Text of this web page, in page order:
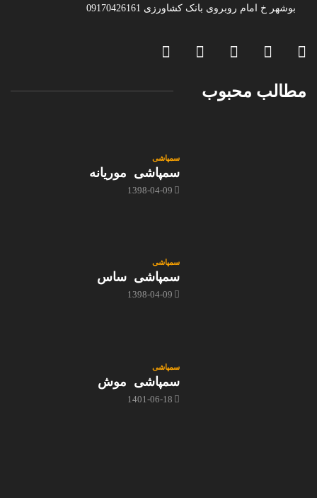
بوشهر خ امام روبروی بانک کشاورزی 09170426161
مطالب محبوب
سمپاشی
سمپاشی موریانه
1398-04-09
سمپاشی
سمپاشی ساس
1398-04-09
سمپاشی
سمپاشی موش
1401-06-18